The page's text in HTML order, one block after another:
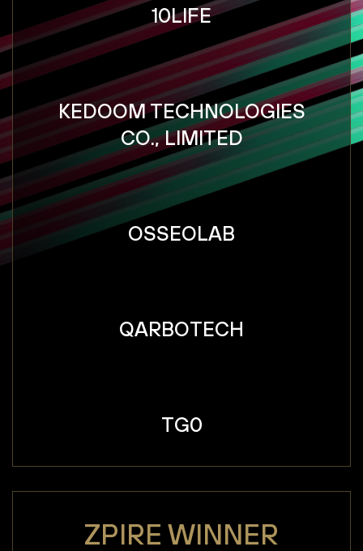
10LIFE
KEDOOM TECHNOLOGIES
CO., LIMITED
OSSEOLAB
QARBOTECH
TG0
ZPIRE WINNER